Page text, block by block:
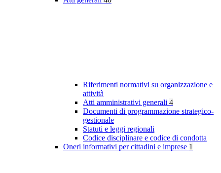
Riferimenti normativi su organizzazione e
attività
Atti amministrativi generali 4
Documenti di programmazione strategico-
gestionale
Statuti e leggi regionali
Codice disciplinare e codice di condotta
Oneri informativi per cittadini e imprese 1